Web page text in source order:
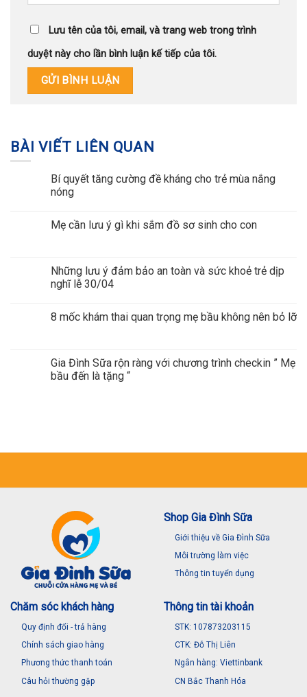
Lưu tên của tôi, email, và trang web trong trình
duyệt này cho lần bình luận kế tiếp của tôi.
BÀI VIẾT LIÊN QUAN
Bí quyết tăng cường đề kháng cho trẻ mùa nắng
nóng
Mẹ cần lưu ý gì khi sắm đồ sơ sinh cho con
Những lưu ý đảm bảo an toàn và sức khoẻ trẻ dịp
nghĩ lễ 30/04
8 mốc khám thai quan trọng mẹ bầu không nên bỏ lỡ
Gia Đình Sữa rộn ràng với chương trình checkin ” Mẹ
bầu đến là tặng “
Shop Gia Đình Sữa
Giới thiệu về Gia Đình Sữa
Môi trường làm việc
Thông tin tuyển dụng
Chăm sóc khách hàng
Quy định đổi - trả hàng
Chính sách giao hàng
Phương thức thanh toán
Câu hỏi thường gặp
Thông tin tài khoản
STK: 107873203115
CTK: Đỗ Thị Liên
Ngân hàng: Viettinbank
CN Bắc Thanh Hóa